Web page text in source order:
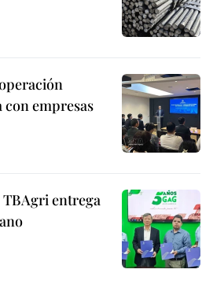
empresas
entrega